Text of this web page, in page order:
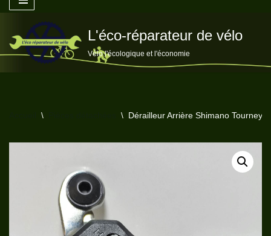
au
contenu
L'éco-réparateur de vélo
Vélo l'écologique et l'économie
\ \ Dérailleur Arrière Shimano Tourney